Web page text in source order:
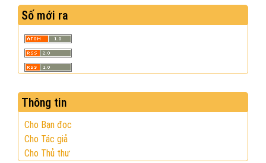
Số mới ra
Thông tin
Cho Bạn đọc
Cho Tác giả
Cho Thủ thư